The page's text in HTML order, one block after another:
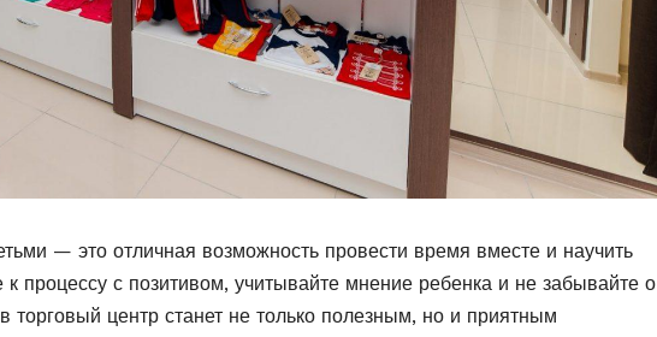
— это отличная возможность провести время вместе и научить
процессу с позитивом, учитывайте мнение ребенка и не забывайте о
торговый центр станет не только полезным, но и приятным